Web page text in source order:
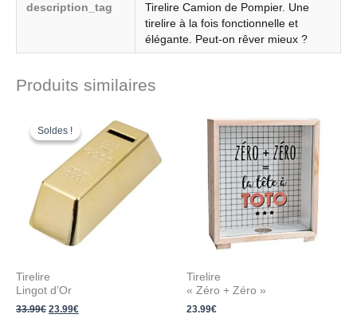
description_tag
Tirelire Camion de Pompier. Une
tirelire à la fois fonctionnelle et
élégante. Peut-on rêver mieux ?
Produits similaires
Soldes !
Soldes !
Tirelire
Lingot d’Or
33.99€
prix
initial
33.99€.
23.99€
actuel
est :
23.99€.
Tirelire
« Zéro + Zéro »
23.99€